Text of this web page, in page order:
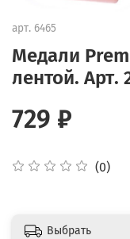
арт. 6465
Медали
лентой. Арт.
(0)
729 ₽
Выбрать